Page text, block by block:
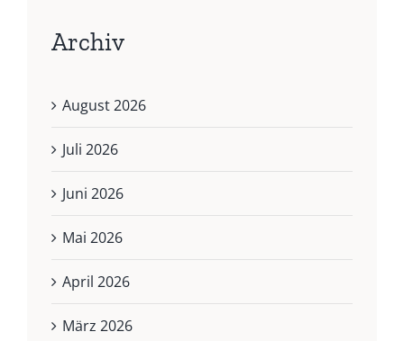
Archiv
August 2026
Juli 2026
Juni 2026
Mai 2026
April 2026
März 2026